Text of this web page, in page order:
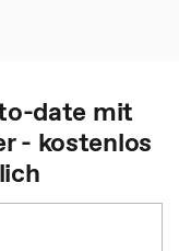
date mit
- kostenlos